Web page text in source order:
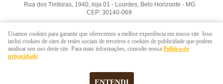
Rua dos Timbiras, 1940, loja 01 - Lourdes, Belo Horizonte - MG
CEP: 30140-069
LOJA VIRTUAL CRIADA POR
Usamos cookies para garantir que oferecemos a melhor experiência em nosso site. Isso
inclui cookies de sites de redes sociais de terceiros e cookies de publicidade que podem
analisar seu uso deste site. Para mais informações, consulte nossa Política de
privacidade.
ENTENDI